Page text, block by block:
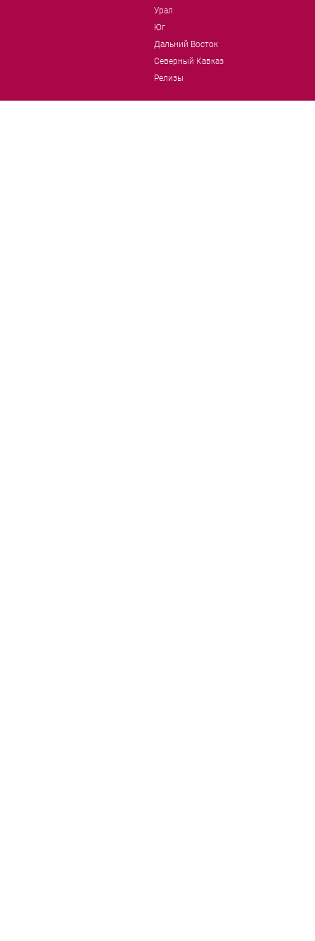
Урал
Юг
Дальний Восток
Северный Кавказ
Релизы